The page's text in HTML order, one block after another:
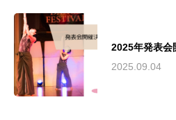
2025年発表会
2025.09.04